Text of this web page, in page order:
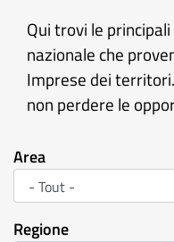
Qui trovi le
nazionale che
Imprese dei
non perdere le
Area
Regione